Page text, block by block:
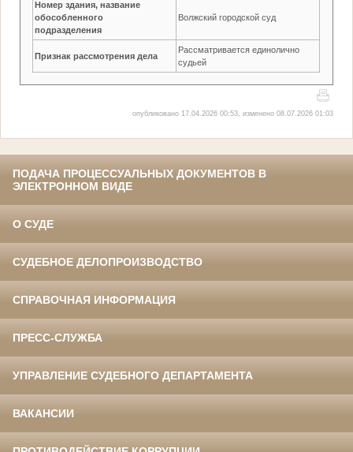
Номер здания, название
обособленного
подразделения
Волжский городской суд
Признак рассмотрения дела
Рассматривается единолично
судьей
опубликовано 17.04.2026 00:53, изменено 08.07.2026 01:03
ПОДАЧА ПРОЦЕССУАЛЬНЫХ ДОКУМЕНТОВ В
ЭЛЕКТРОННОМ ВИДЕ
О СУДЕ
СУДЕБНОЕ ДЕЛОПРОИЗВОДСТВО
СПРАВОЧНАЯ ИНФОРМАЦИЯ
ПРЕСС-СЛУЖБА
УПРАВЛЕНИЕ СУДЕБНОГО ДЕПАРТАМЕНТА
ВАКАНСИИ